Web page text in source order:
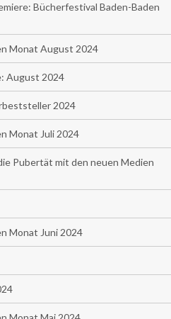
Bücherfestival Baden-Baden
Monat August 2024
August 2024
2024
Monat Juli 2024
Pubertät mit den neuen Medien
Monat Juni 2024